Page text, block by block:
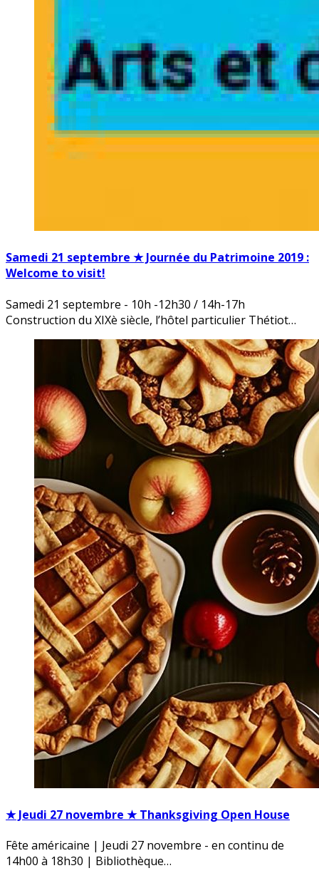
Samedi 21 septembre ★ Journée du Patrimoine 2019 :
Welcome to visit!
Samedi 21 septembre - 10h -12h30 / 14h-17h
Construction du XIXè siècle, l’hôtel particulier Thétiot…
★ Jeudi 27 novembre ★ Thanksgiving Open House
Fête américaine | Jeudi 27 novembre - en continu de
14h00 à 18h30 | Bibliothèque…